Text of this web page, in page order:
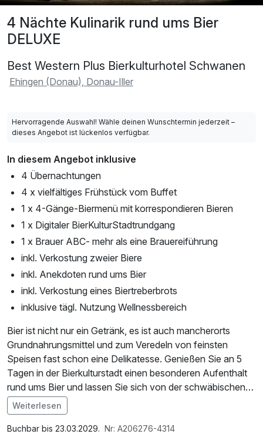
4 Nächte Kulinarik rund ums Bier
DELUXE
Best Western Plus Bierkulturhotel Schwanen
Ehingen (Donau), Donau-Iller
Hervorragende Auswahl! Wähle deinen Wunschtermin jederzeit –
dieses Angebot ist lückenlos verfügbar.
In diesem Angebot inklusive
4 Übernachtungen
4 x vielfältiges Frühstück vom Buffet
1 x 4-Gänge-Biermenü mit korrespondieren Bieren
1 x Digitaler BierKulturStadtrundgang
1 x Brauer ABC- mehr als eine Brauereiführung
inkl. Verkostung zweier Biere
inkl. Anekdoten rund ums Bier
inkl. Verkostung eines Biertreberbrots
inklusive tägl. Nutzung Wellnessbereich
Bier ist nicht nur ein Getränk, es ist auch mancherorts
Grundnahrungsmittel und zum Veredeln von feinsten
Speisen fast schon eine Delikatesse. Genießen Sie an 5
Tagen in der Bierkulturstadt einen besonderen Aufenthalt
rund ums Bier und lassen Sie sich von der schwäbischen
Küche verwöhnen. Machen Sie sich auf und erkunden mit
dem Multimediastadtrundgang die Bierkulturstadt auf
eigene Faust. Das Highlight ist unser Brauer ABC. Unser
Im Angebot enthalten
1 Flasche Mineralwasser, Saunatuch, W-LAN Nutzung /
Weiterlesen
Buchbar bis 23.03.2029. Nr: A206276-4314